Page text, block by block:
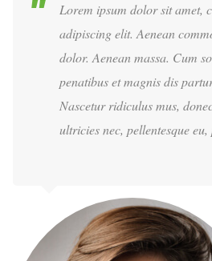
Lorem ipsum dolor sit amet,
adipiscing elit. Aenean
dolor. Aenean massa. Cum
penatibus et magnis dis
Nascetur ridiculus mus,
ultricies nec, pellentesque eu,